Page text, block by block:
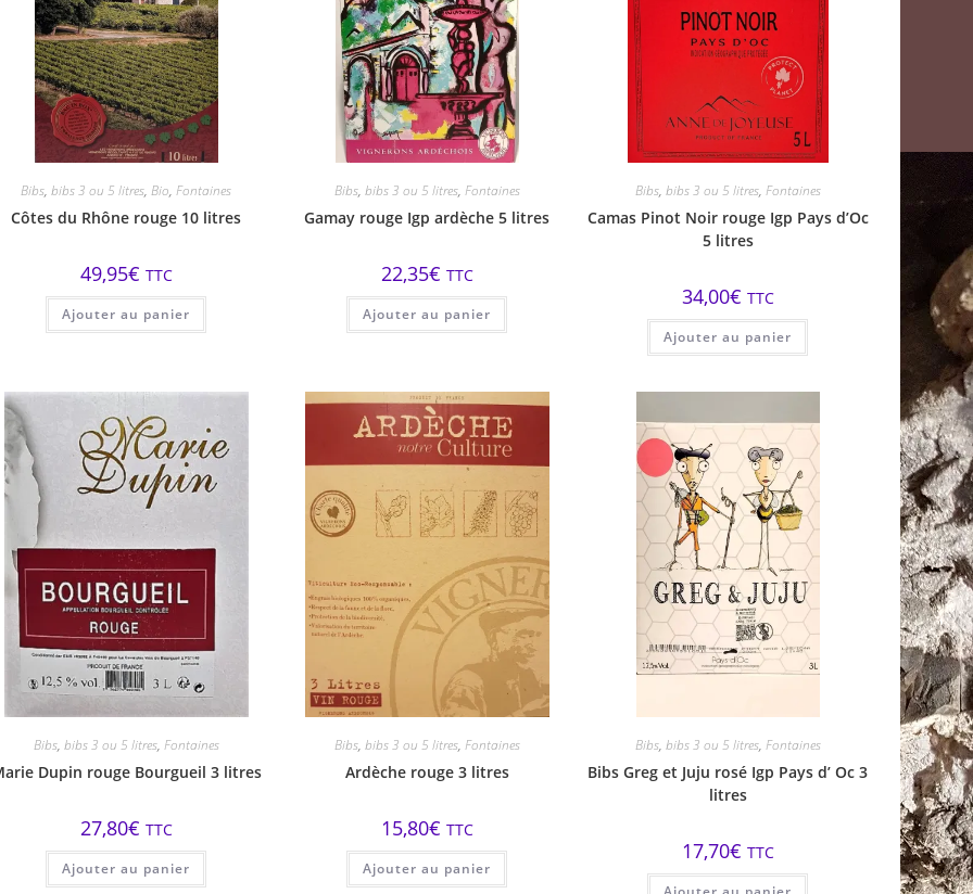
Bibs,bibs 3 ou 5 litres,Bio,Fontaines
Côtes du Rhône rouge 10 litres
49,95€ TTC
Ajouter au panier
Bibs, bibs 3 ou 5 litres, Fontaines
Gamay rouge Igp ardèche 5 litres
22,35€ TTC
Ajouter au panier
Bibs, bibs 3 ou 5 litres, Fontaines
Camas Pinot Noir rouge Igp Pays d’Oc
5 litres
34,00€ TTC
Ajouter au panier
Bibs, bibs 3 ou 5 litres, Fontaines
Dupin rouge Bourgueil 3 litres
27,80€ TTC
Ajouter au panier
Bibs, bibs 3 ou 5 litres, Fontaines
Ardèche rouge 3 litres
15,80€ TTC
Ajouter au panier
Bibs, bibs 3 ou 5 litres, Fontaines
Bibs Greg et Juju rosé Igp Pays d’ Oc 3
litres
17,70€ TTC